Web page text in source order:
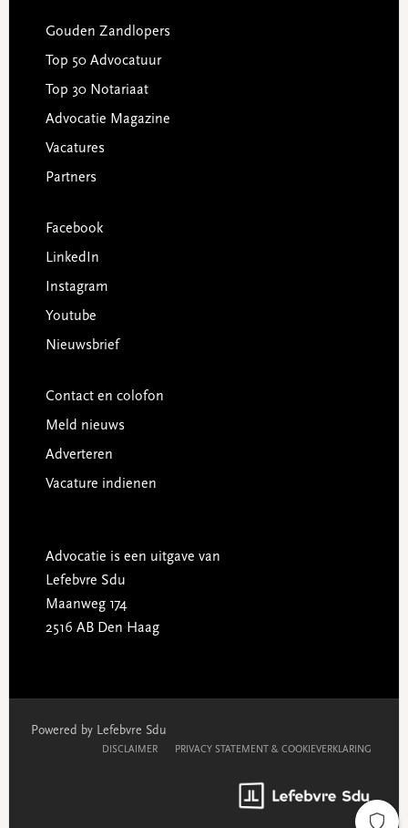
Gouden Zandlopers
Top 50 Advocatuur
Top 30 Notariaat
Advocatie Magazine
Vacatures
Partners
Facebook
LinkedIn
Instagram
Youtube
Nieuwsbrief
Contact en colofon
Meld nieuws
Adverteren
Vacature indienen
Advocatie is een uitgave van
Lefebvre Sdu
Maanweg 174
2516 AB Den Haag
Powered by Lefebvre Sdu
DISCLAIMER PRIVACY STATEMENT & COOKIEVERKLARING